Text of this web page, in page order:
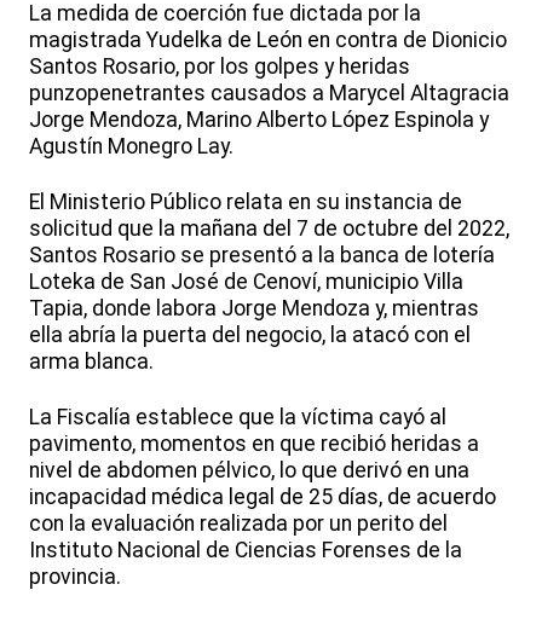
La medida de coerción fue dictada por la
magistrada Yudelka de León en contra de Dionicio
Santos Rosario, por los golpes y heridas
punzopenetrantes causados a Marycel Altagracia
Jorge Mendoza, Marino Alberto López Espinola y
Agustín Monegro Lay.
El Ministerio Público relata en su instancia de
solicitud que la mañana del 7 de octubre del 2022,
Santos Rosario se presentó a la banca de lotería
Loteka de San José de Cenoví, municipio Villa
Tapia, donde labora Jorge Mendoza y, mientras
ella abría la puerta del negocio, la atacó con el
arma blanca.
La Fiscalía establece que la víctima cayó al
pavimento, momentos en que recibió heridas a
nivel de abdomen pélvico, lo que derivó en una
incapacidad médica legal de 25 días, de acuerdo
con la evaluación realizada por un perito del
Instituto Nacional de Ciencias Forenses de la
provincia.